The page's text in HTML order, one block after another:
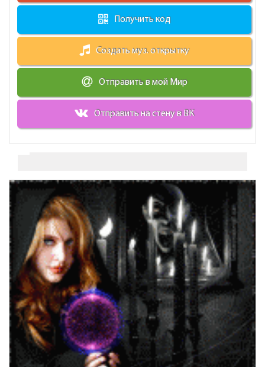
Получить код
Создать муз. открытку
Отправить в мой Мир
Отправить на стену в ВК